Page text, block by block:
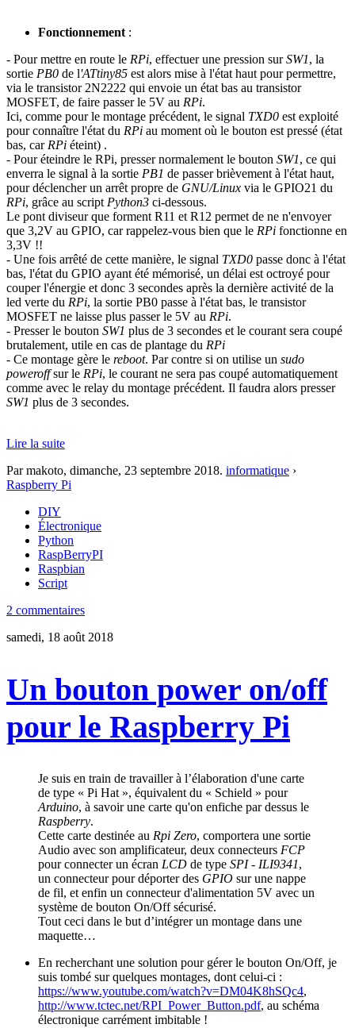
Fonctionnement :
- Pour mettre en route le RPi, effectuer une pression surSW1, la
sortie PB0 de l'ATtiny85 est alors mise à l'état haut pour permettre,
via le transistor 2N2222 qui envoie un état bas au transistor
MOSFET, de faire passer le 5V au RPi.
Ici, comme pour le montage précédent, le signal TXD0 est exploité
pour connaître l'état du RPi au moment où le bouton est pressé (état
bas, car RPi éteint) .
- Pour éteindre le RPi, presser normalement le bouton SW1, ce qui
enverra le signal à la sortie PB1 de passer brièvement à l'état haut,
pour déclencher un arrêt propre de GNU/Linux via le GPIO21 du
RPi, grâce au script Python3 ci-dessous.
Le pont diviseur que forment R11 et R12 permet de ne n'envoyer
que 3,2V au GPIO, car rappelez-vous bien que le RPi fonctionne en
3,3V !!
- Une fois arrêté de cette manière, le signal TXD0 passe donc à l'état
bas, l'état du GPIO ayant été mémorisé, un délai est octroyé pour
couper l'énergie et donc 3 secondes après la dernière activité de la
led verte du RPi, la sortie PB0 passe à l'état bas, le transistor
MOSFET ne laisse plus passer le 5V au RPi.
- Presser le bouton SW1 plus de 3 secondes et le courant sera coupé
brutalement, utile en cas de plantage du RPi
- Ce montage gère le reboot. Par contre si on utilise un sudo
poweroffsur le RPi, le courant ne sera pas coupé automatiquement
comme avec le relay du montage précédent. Il faudra alors presser
SW1 plus de 3 secondes.
Lire la suite
Par makoto, dimanche, 23 septembre 2018. informatique ›
Raspberry Pi
DIY
Électronique
Python
RaspBerryPI
Raspbian
Script
2 commentaires
samedi, 18 août 2018
Un bouton power on/off
pour le Raspberry Pi
Je suis en train de travailler à l’élaboration d'une carte
de type « Pi Hat », équivalent du « Schield » pour
Arduino, à savoir une carte qu'on enfiche par dessus le
Raspberry.
Cette carte destinée au Rpi Zero, comportera une sortie
Audio avec son amplificateur, deux connecteurs FCP
pour connecter un écran LCD de type SPI - ILI9341,
un connecteur pour déporter des GPIO sur une nappe
de fil, et enfin un connecteur d'alimentation 5V avec un
système de bouton On/Off sécurisé.
Tout ceci dans le but d’intégrer un montage dans une
maquette…
En recherchant une solution pour gérer le bouton On/Off, je
suis tombé sur quelques montages, dont celui-ci :
https://www.youtube.com/watch?v=DM04K8hSQc4,
http://www.tctec.net/RPI_Power_Button.pdf, au schéma
électronique carrément imbitable !